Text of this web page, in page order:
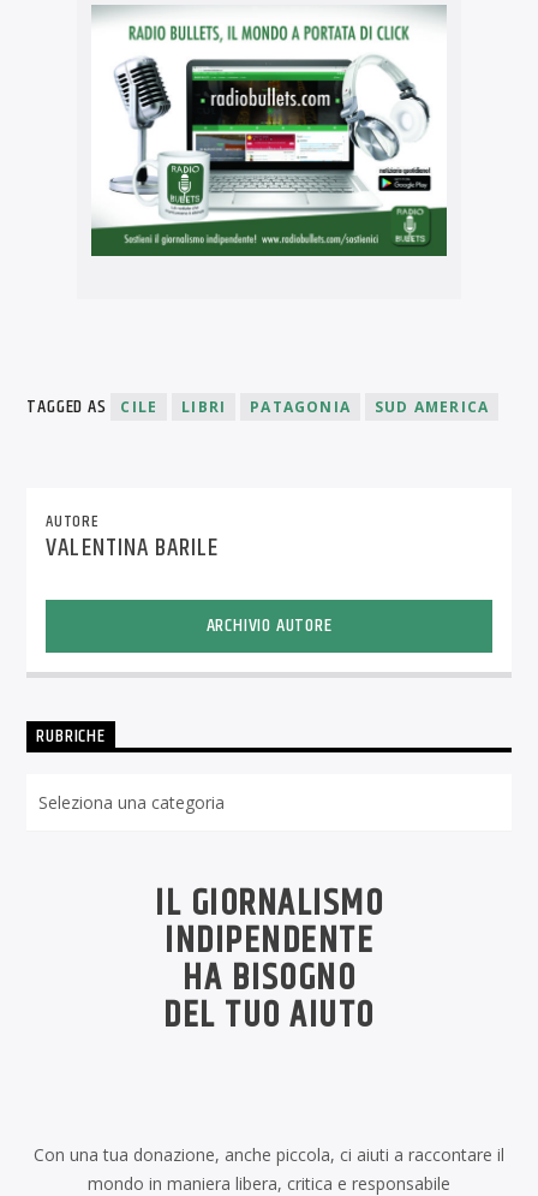
TAGGED AS CILE LIBRI PATAGONIA SUD AMERICA
AUTORE
VALENTINA BARILE
ARCHIVIO AUTORE
RUBRICHE
IL GIORNALISMO
INDIPENDENTE
HA BISOGNO
DEL TUO AIUTO
Con una tua donazione, anche piccola, ci aiuti a raccontare il
mondo in maniera libera, critica e responsabile